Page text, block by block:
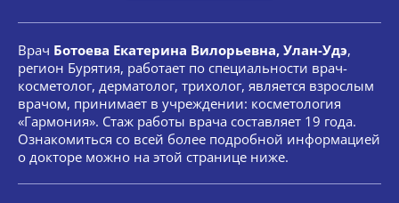
Врач Ботоева Екатерина Вилорьевна, Улан-Удэ,
регион Бурятия, работает по специальности врач-
косметолог, дерматолог, трихолог, является взрослым
врачом, принимает в учреждении: косметология
«Гармония». Стаж работы врача составляет 19 года.
Ознакомиться со всей более подробной информацией
о докторе можно на этой странице ниже.